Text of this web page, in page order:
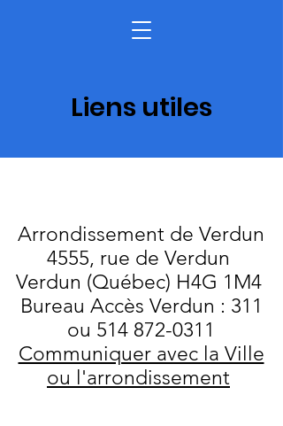
Liens utiles
Arrondissement de Verdun
4555, rue de Verdun
Verdun (Québec) H4G 1M4
Bureau Accès Verdun : 311
ou 514 872-0311
Communiquer avec la Ville
ou l'arrondissement